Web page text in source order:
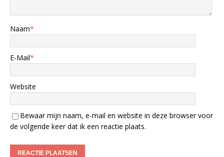
Naam*
E-Mail*
Website
Bewaar mijn naam, e-mail en website in deze browser voor
de volgende keer dat ik een reactie plaats.